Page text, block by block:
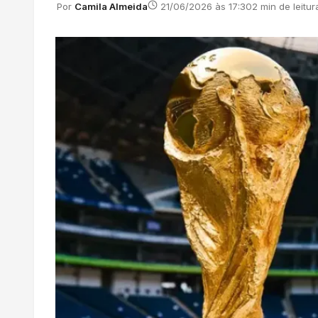
Por Camila Almeida 21/06/2026 às 17:302 min de